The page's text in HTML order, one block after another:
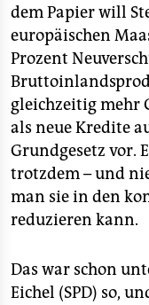
dem Papier will
europäischen
Prozent
gleichzeitig mehr
als neue Kredite
Grundgesetz vor.
trotzdem – und
man sie in den
reduzieren kann.
Das war schon
Eichel (SPD) so,